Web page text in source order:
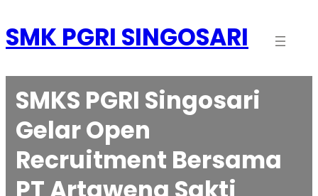
to
content
SMK PGRI SINGOSARI
SMKS PGRI Singosari
Gelar Open
Recruitment Bersama